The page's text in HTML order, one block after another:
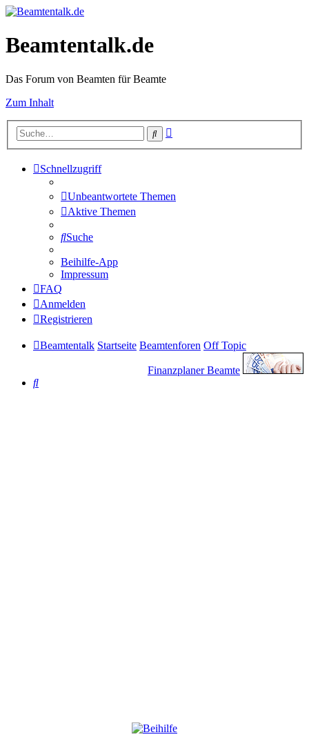
Beamtentalk.de
Das Forum von Beamten für Beamte
Zum Inhalt
Suche
Schnellzugriff
Unbeantwortete Themen
Aktive Themen
Suche
Beihilfe-App
Impressum
FAQ
Anmelden
Registrieren
Beamtentalk Startseite Beamtenforen Off Topic
Finanzplaner Beamte
Suche